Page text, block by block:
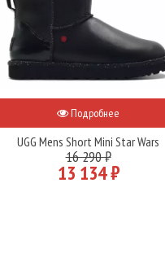
Подробнее
UGG Mens Short Mini Star Wars
16 290 ₽
13 134 ₽